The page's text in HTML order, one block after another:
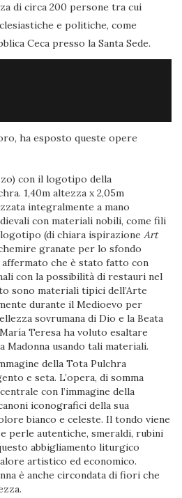
di circa 200 persone tra cui
e politiche, come
Ceca presso la Santa Sede.
ha esposto queste opere
con il logotipo della
1,40m altezza x 2,05m
integralmente a mano
con materiali nobili, come fili
(di chiara ispirazioneArt
granate per lo sfondo
affermato che è stato fatto con
con la possibilità di restauri nel
sono materiali tipici dell’Arte
durante il Medioevo per
sovrumana di Dio e la Beata
Teresa ha voluto esaltare
Madonna usando tali materiali.
della Tota Pulchra
e seta. L’opera, di somma
con l’immagine della
iconografici della sua
bianco e celeste. Il tondo viene
perle autentiche, smeraldi, rubini
abbigliamento liturgico
artistico ed economico.
è anche circondata di fiori che